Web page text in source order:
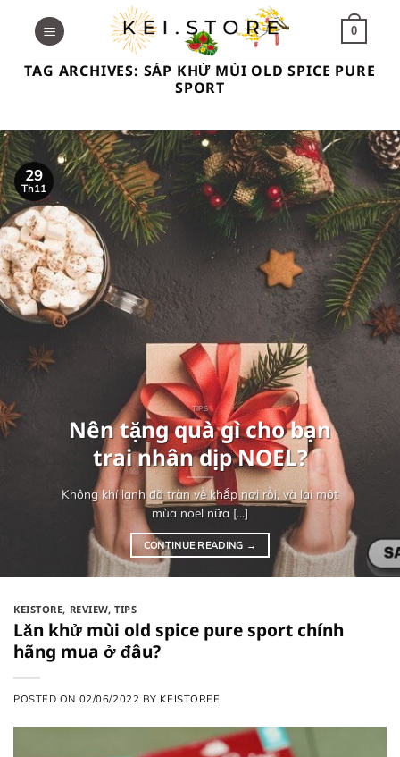
0
TAG ARCHIVES: SÁP KHỬ MÙI OLD SPICE PURE
SPORT
TIPS
Nên tặng quà gì cho bạn
trai nhân dịp NOEL?
Không khí lạnh đã tràn về khắp nơi rồi, và lại một
mùa noel nữa [...]
CONTINUE READING →
29
Th11
KEISTORE, REVIEW,TIPS
Lăn khử mùi old spice pure sport chính
hãng mua ở đâu?
POSTED ON 02/06/2022 BY KEISTOREE